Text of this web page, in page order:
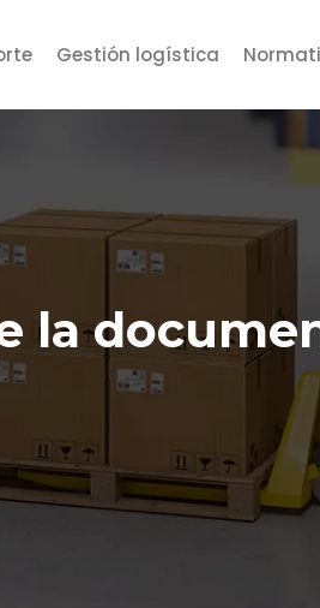
Gestión logística
la